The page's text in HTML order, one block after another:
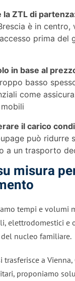
la ZTL di
è in centro,
prima del
in base al
basso
come
il carico
può ridurre
a un trasporto
misura
tempi e volumi
elettrodomestici e
nucleo familiare.
trasferisce a
proponiamo